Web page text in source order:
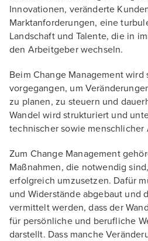
Innovationen, veränderte
Marktanforderungen, eine
Landschaft und Talente, die in
den Arbeitgeber wechseln.
Beim Change Management wird
vorgegangen, um
zu planen, zu steuern und
Wandel wird strukturiert und
technischer sowie menschlicher
Zum Change Management
Maßnahmen, die notwendig
erfolgreich umzusetzen. Dafür
und Widerstände abgebaut und
vermittelt werden, dass der
für persönliche und berufliche
darstellt. Dass manche